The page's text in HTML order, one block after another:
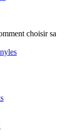
choisir sa